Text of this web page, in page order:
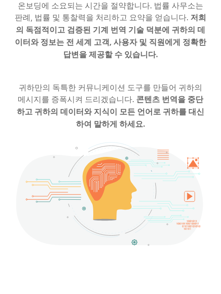
온보딩에 소요되는 시간을 절약합니다. 법률 사무소는
판례, 법률 및 통찰력을 처리하고 요약을 얻습니다. 저희
의 독점적이고 검증된 기계 번역 기술 덕분에 귀하의 데
이터와 정보는 전 세계 고객, 사용자 및 직원에게 정확한
답변을 제공할 수 있습니다.
귀하만의 독특한 커뮤니케이션 도구를 만들어 귀하의
메시지를 증폭시켜 드리겠습니다. 콘텐츠 번역을 중단
하고 귀하의 데이터와 지식이 모든 언어로 귀하를 대신
하여 말하게 하세요.